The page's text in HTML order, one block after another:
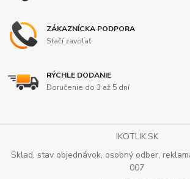
ZÁKAZNÍCKA PODPORA
Stačí zavolať
RÝCHLE DODANIE
Doručenie do 3 až 5 dní
IKOTLIK.SK
Sklad, stav objednávok, osobný odber,
007